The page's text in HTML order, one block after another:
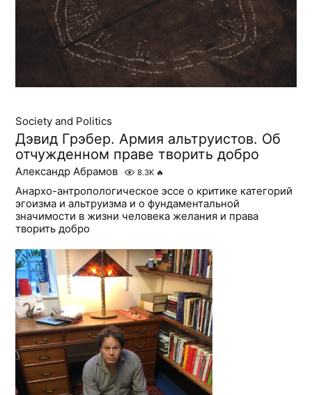
Society and Politics
Дэвид Грэбер. Армия альтруистов. Об
отчужденном праве творить добро
Александр Абрамов 8.3K 🔥
Анархо-антропологическое эссе о критике категорий
эгоизма и альтруизма и о фундаментальной
значимости в жизни человека желания и права
творить добро